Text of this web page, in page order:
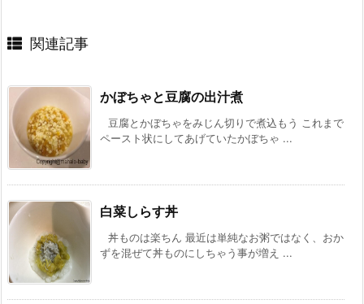
関連記事
かぼちゃと豆腐の出汁煮
豆腐とかぼちゃをみじん切りで煮込もう これまで
ペースト状にしてあげていたかぼちゃ ...
白菜しらす丼
丼ものは楽ちん 最近は単純なお粥ではなく、おか
ずを混ぜて丼ものにしちゃう事が増え ...